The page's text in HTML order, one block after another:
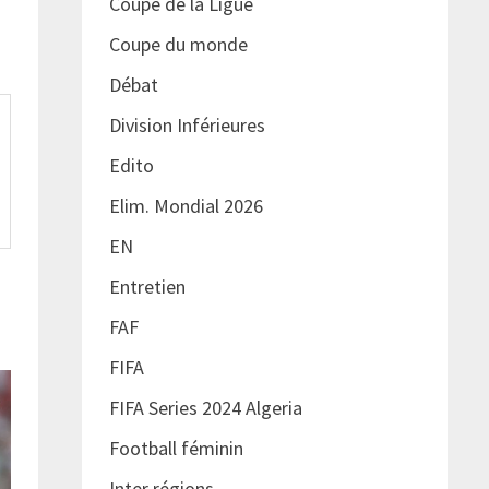
Coupe du monde
Débat
Division Inférieures
Edito
Elim. Mondial 2026
EN
Entretien
FAF
FIFA
FIFA Series 2024 Algeria
Football féminin